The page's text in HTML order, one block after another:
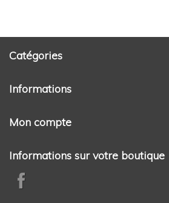
Catégories
Informations
Mon compte
Informations sur votre boutique